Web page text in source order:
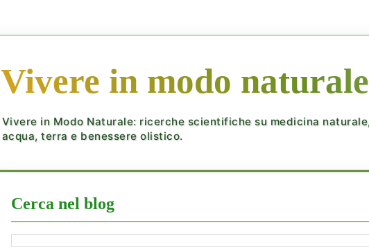
Vivere in modo naturale
Vivere in Modo Naturale: ricerche scientifiche su medicina
acqua, terra e benessere olistico.
Cerca nel blog